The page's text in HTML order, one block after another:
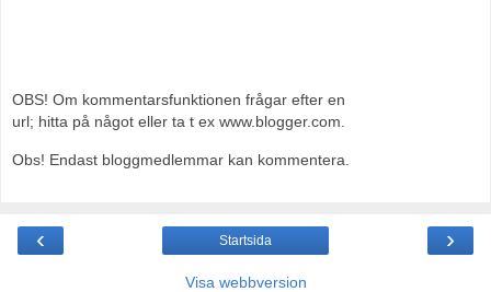
OBS! Om kommentarsfunktionen frågar efter en
url; hitta på något eller ta t ex www.blogger.com.
Obs! Endast bloggmedlemmar kan kommentera.
‹ ›
Startsida
Visa webbversion